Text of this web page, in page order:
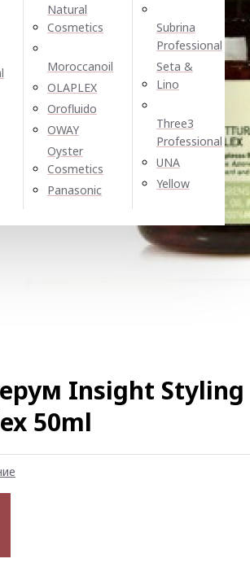
Natural
Cosmetics
Moroccanoil
OLAPLEX
Orofluido
OWAY
Oyster
Cosmetics
Panasonic
Subrina
Professional
Seta &
Lino
Three3
Professional
UNA
Yellow
Insight Styling
50ml